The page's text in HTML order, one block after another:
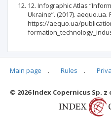
12. Infographic Atlas
Ukraine”. (2017).
https://aequo.ua/
Articles quoting
Main page . Rules .
© 2026 Index Copernicus Sp. z